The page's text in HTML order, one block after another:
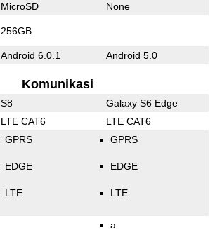
MicroSD None
256GB
Android 6.0.1 Android 5.0
Komunikasi
S8 Galaxy S6 Edge
LTE CAT6 LTE CAT6
GPRS
EDGE
LTE
GPRS
EDGE
LTE
a